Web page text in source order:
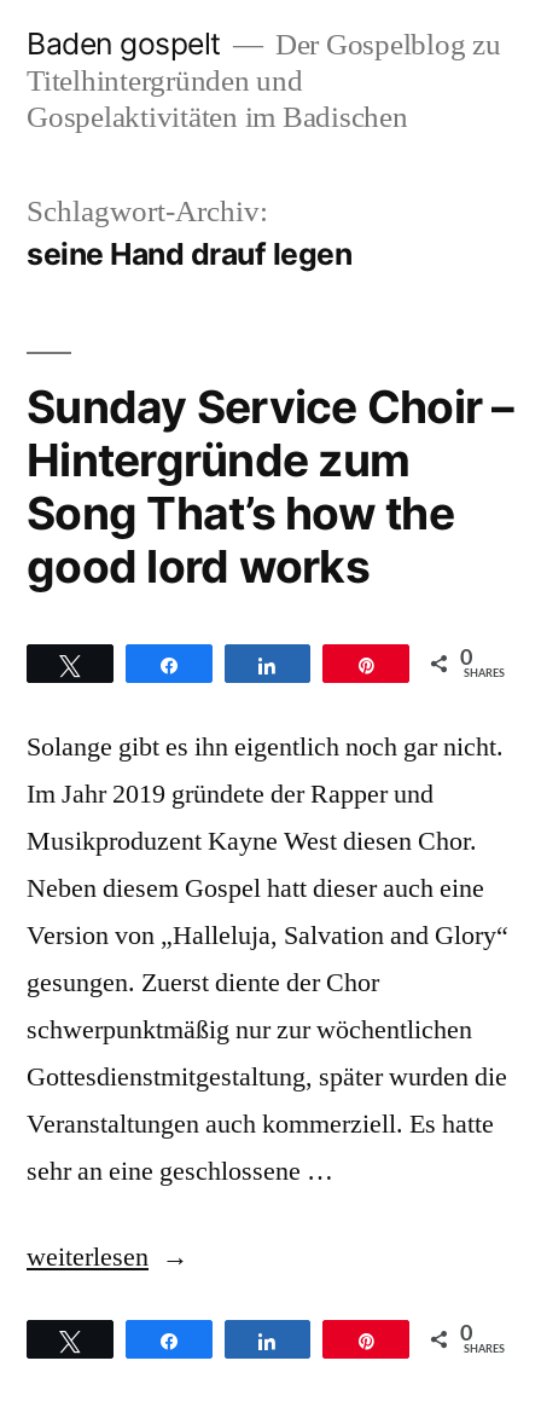
Inhalt
springen
Baden gospelt
Der Gospelblog zu
Titelhintergründen und
Gospelaktivitäten im Badischen
Schlagwort-Archiv:
seine Hand drauf legen
Sunday Service Choir –
Hintergründe zum
Song That’s how the
good lord works
0
SHARES
Solange gibt es ihn eigentlich noch gar nicht.
Im Jahr 2019 gründete der Rapper und
Musikproduzent Kayne West diesen Chor.
Neben diesem Gospel hatt dieser auch eine
Version von „Halleluja, Salvation and Glory“
gesungen. Zuerst diente der Chor
schwerpunktmäßig nur zur wöchentlichen
Gottesdienstmitgestaltung, später wurden die
Veranstaltungen auch kommerziell. Es hatte
sehr an eine geschlossene …
„Sunday
Choir
weiterlesen
0
SHARES